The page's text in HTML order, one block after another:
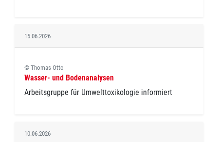
Wasser- und Bodenanalysen
Arbeitsgruppe für Umwelttoxikologie informiert
© Thomas Otto
15.06.2026
10.06.2026